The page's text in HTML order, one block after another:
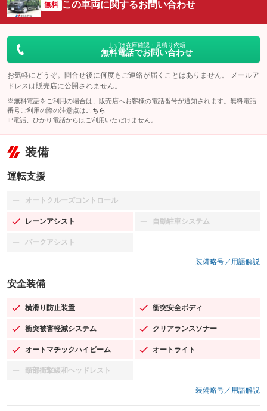
無料 この車両に関するお問い合わせ
まずは在庫確認・見積り依頼
無料電話でお問い合わせ
お気軽にどうぞ。問合せ後に何度もご連絡が届くことはありません。 メールア
ドレスは販売店に公開されません。
※無料電話をご利用の場合は、販売店へお客様の電話番号が通知されます。無料電話
番号ご利用の際の注意点は こちら
IP電話、ひかり電話からはご利用いただけません。
装備
運転支援
オートクルーズコントロール
：装備なし
レーンアシスト
：装備あり 自動駐車システム
：装備なし
パークアシスト
：装備なし
装備略号／用語解説
安全装備
横滑り防止装置
：装備あり 衝突安全ボディ
：装備あり
衝突被害軽減システム
：装備あり クリアランスソナー
：装備あり
オートマチックハイビーム
：装備あり オートライト
：装備あり
頸部衝撃緩和ヘッドレスト
：装備なし
装備略号／用語解説